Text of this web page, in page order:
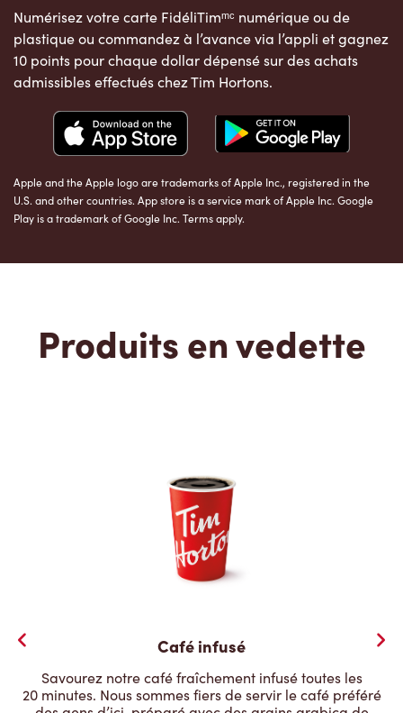
Numérisez votre carte FidéliTimᵐᶜ numérique ou de
plastique ou commandez à l’avance via l’appli et gagnez
10 points pour chaque dollar dépensé sur des achats
admissibles effectués chez Tim Hortons.
Apple and the Apple logo are trademarks of Apple Inc., registered in the
U.S. and other countries. App store is a service mark of Apple Inc. Google
Play is a trademark of Google Inc. Terms apply.
Produits en vedette
Café infusé
Savourez notre café fraîchement infusé toutes les
20 minutes. Nous sommes fiers de servir le café préféré